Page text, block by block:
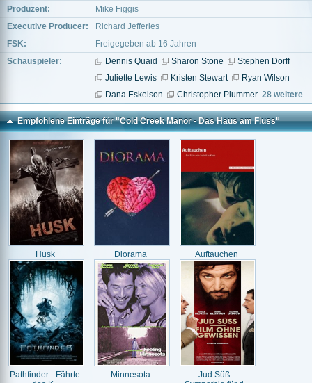
Produzent:
Mike Figgis
Executive Producer:
Richard Jefferies
FSK:
Freigegeben ab 16 Jahren
Schauspieler:
Dennis Quaid Sharon Stone
Stephen Dorff
Juliette Lewis
Kristen Stewart
Ryan Wilson
Dana Eskelson
Christopher Plummer 28 weitere
Empfohlene Einträge für "Cold Creek Manor - Das Haus am Fluss"
Husk Diorama Auftauchen
Pathfinder - Fährte
Minnesota
Jud Süß -